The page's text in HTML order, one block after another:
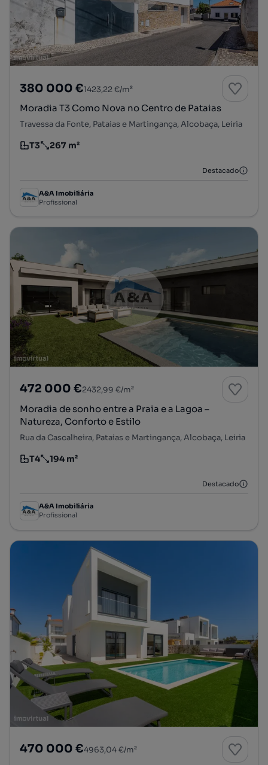
380 000 €1423,22 €/m²
Moradia T3 Como Nova no Centro de Pataias
Travessa da Fonte, Pataias e Martingança, Alcobaça, Leiria
Tipologia
T3
Preço por metro quadrado
267 m²
Destacado
A&A Imobiliária
Profissional
472 000 €2432,99 €/m²
Moradia de sonho entre a Praia e a Lagoa –
Natureza, Conforto e Estilo
Rua da Cascalheira, Pataias e Martingança, Alcobaça, Leiria
Tipologia
T4
Preço por metro quadrado
194 m²
Destacado
A&A Imobiliária
Profissional
470 000 €4963,04 €/m²